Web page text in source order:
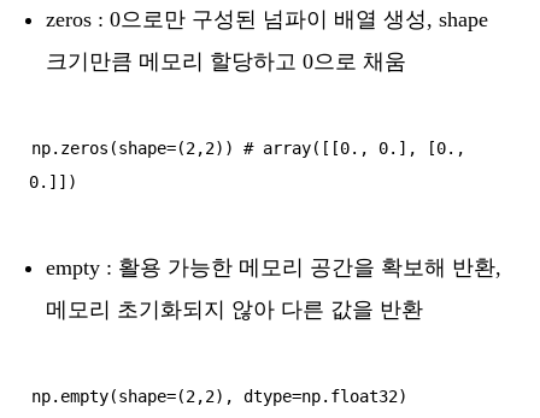
zeros : 0으로만 구성된 넘파이 배열 생성, shape
크기만큼 메모리 할당하고 0으로 채움
np.zeros(shape=(2,2)) # array([[0., 0.], [0.,
empty : 활용 가능한 메모리 공간을 확보해 반환,
메모리 초기화되지 않아 다른 값을 반환
np.empty(shape=(2,2), dtype=np.float32)